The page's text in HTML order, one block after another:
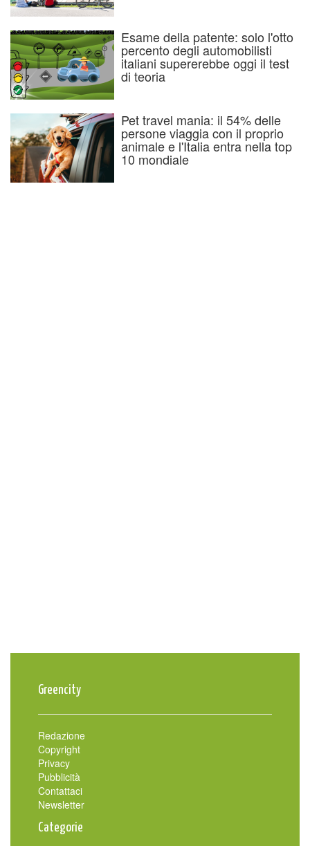
Esame della patente: solo l'otto
percento degli automobilisti
italiani supererebbe oggi il test
di teoria
Pet travel mania: il 54% delle
persone viaggia con il proprio
animale e l'Italia entra nella top
10 mondiale
Greencity
Redazione
Copyright
Privacy
Pubblicità
Contattaci
Newsletter
Categorie